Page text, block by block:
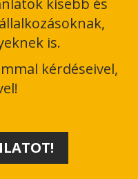
is.
kérdéseivel,